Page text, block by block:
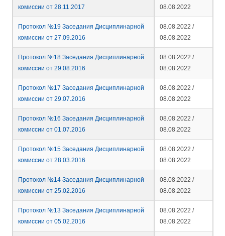
комиссии от 28.11.2017
08.08.2022
Протокол №19 Заседания Дисциплинарной
комиссии от 27.09.2016
08.08.2022 /
08.08.2022
Протокол №18 Заседания Дисциплинарной
комиссии от 29.08.2016
08.08.2022 /
08.08.2022
Протокол №17 Заседания Дисциплинарной
комиссии от 29.07.2016
08.08.2022 /
08.08.2022
Протокол №16 Заседания Дисциплинарной
комиссии от 01.07.2016
08.08.2022 /
08.08.2022
Протокол №15 Заседания Дисциплинарной
комиссии от 28.03.2016
08.08.2022 /
08.08.2022
Протокол №14 Заседания Дисциплинарной
комиссии от 25.02.2016
08.08.2022 /
08.08.2022
Протокол №13 Заседания Дисциплинарной
комиссии от 05.02.2016
08.08.2022 /
08.08.2022